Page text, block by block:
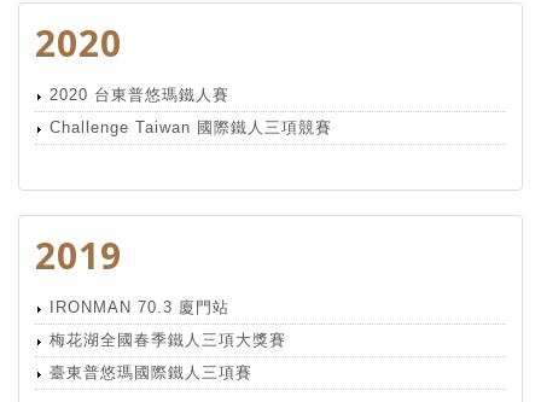
2020
2020 台東普悠瑪鐵人賽
Challenge Taiwan 國際鐵人三項競賽
2019
IRONMAN 70.3 廈門站
梅花湖全國春季鐵人三項大獎賽
臺東普悠瑪國際鐵人三項賽